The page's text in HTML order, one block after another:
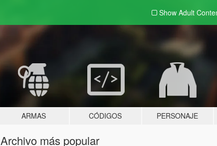
Show Adult
ARMAS CÓDIGOS PERSONAJE
Archivo más popular